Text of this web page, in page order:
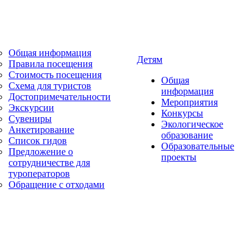
Общая информация
Правила посещения
Стоимость посещения
Схема для туристов
Достопримечательности
Экскурсии
Сувениры
Анкетирование
Список гидов
Предложение о
сотрудничестве для
туроператоров
Обращение с отходами
Детям
Общая
информация
Мероприятия
Конкурсы
Экологическое
образование
Образовательные
проекты